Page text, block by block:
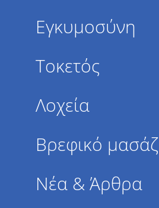
Εγκυμοσύνη
Τοκετός
Λοχεία
Βρεφικό μασάζ
Νέα & Άρθρα